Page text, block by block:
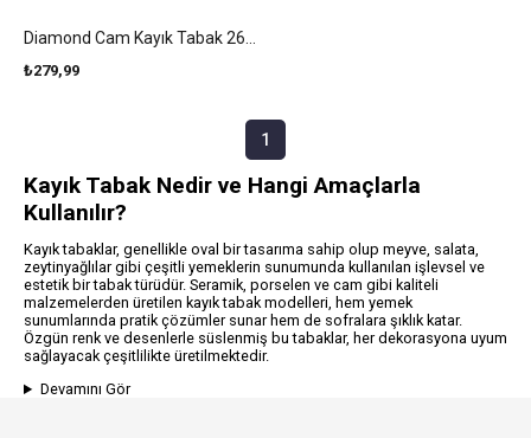
₺279,99
1
Kayık Tabak Nedir ve Hangi Amaçlarla
Kullanılır?
Kayık tabaklar, genellikle oval bir tasarıma sahip olup meyve, salata,
zeytinyağlılar gibi çeşitli yemeklerin sunumunda kullanılan işlevsel ve
estetik bir tabak türüdür. Seramik, porselen ve cam gibi kaliteli
malzemelerden üretilen kayık tabak modelleri, hem yemek
sunumlarında pratik çözümler sunar hem de sofralara şıklık katar.
Özgün renk ve desenlerle süslenmiş bu tabaklar, her dekorasyona uyum
sağlayacak çeşitlilikte üretilmektedir.
Devamını Gör